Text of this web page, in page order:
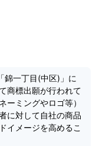
錦一丁目(中区)」に
商標出願が行われて
ーミングやロゴ等）
に対して自社の商品
イメージを高めるこ